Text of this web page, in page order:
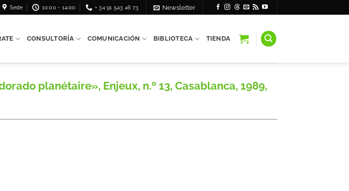
Sede 10:00 - 14:00 + 34 91 543 46 73 Newsletter
CONSULTORÍA COMUNICACIÓN BIBLIOTECA TIENDA
planétaire», Enjeux, n.º 13, Casablanca, 1989,